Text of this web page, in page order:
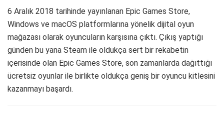
6 Aralık 2018 tarihinde yayınlanan Epic Games Store,
Windows ve macOS platformlarına yönelik dijital oyun
mağazası olarak oyuncuların karşısına çıktı. Çıkış yaptığı
günden bu yana Steam ile oldukça sert bir rekabetin
içerisinde olan Epic Games Store, son zamanlarda dağıttığı
ücretsiz oyunlar ile birlikte oldukça geniş bir oyuncu kitlesini
kazanmayı başardı.